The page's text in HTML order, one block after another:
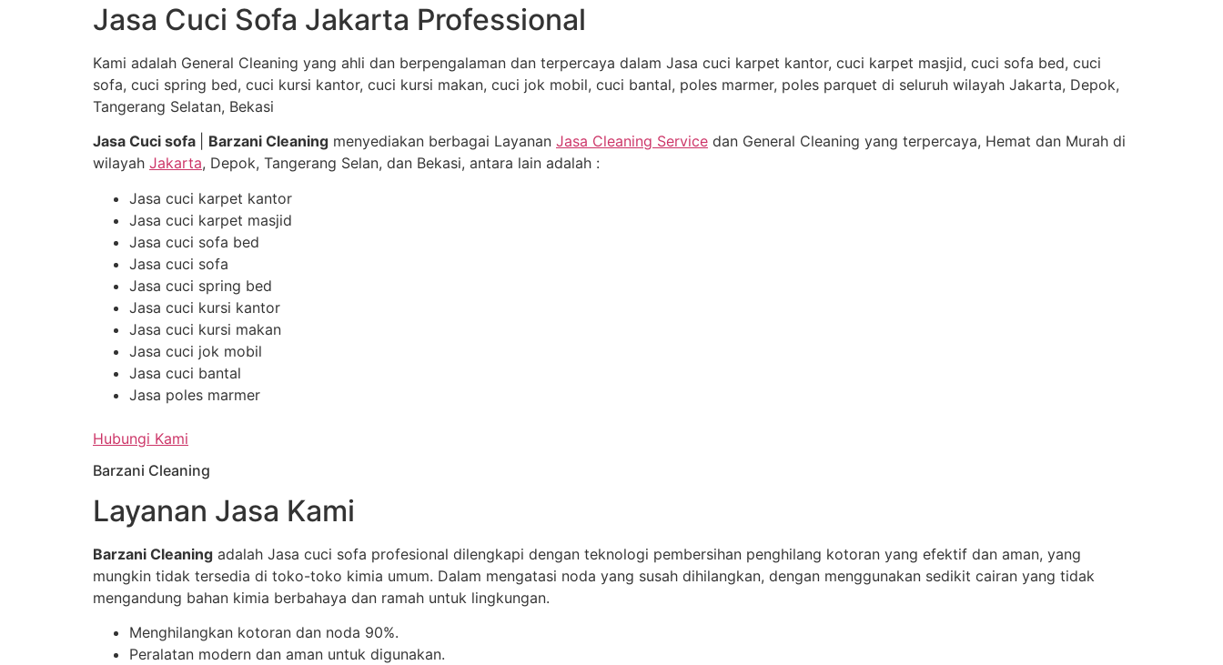
Jasa Cuci Sofa Jakarta Professional
Kami adalah General Cleaning yang ahli dan berpengalaman dan terpercaya dalam Jasa cuci karpet kantor, cuci karpet masjid, cuci sofa bed, cuci
sofa, cuci spring bed, cuci kursi kantor, cuci kursi makan, cuci jok mobil, cuci bantal, poles marmer, poles parquet di seluruh wilayah Jakarta, Depok,
Tangerang Selatan, Bekasi
Jasa Cuci sofa
Barzani Cleaning menyediakan berbagai Layanan Jasa Cleaning Service dan General Cleaning yang terpercaya, Hemat dan Murah di
wilayah Jakarta, Depok, Tangerang Selan, dan Bekasi, antara lain adalah :
Jasa cuci karpet kantor
Jasa cuci karpet masjid
Jasa cuci sofa bed
Jasa cuci sofa
Jasa cuci spring bed
Jasa cuci kursi kantor
Jasa cuci kursi makan
Jasa cuci jok mobil
Jasa cuci bantal
Jasa poles marmer
Hubungi Kami
Barzani Cleaning
Layanan Jasa Kami
Barzani Cleaning adalah Jasa cuci sofa profesional dilengkapi dengan teknologi pembersihan penghilang kotoran yang efektif dan aman, yang
mungkin tidak tersedia di toko-toko kimia umum. Dalam mengatasi noda yang susah dihilangkan, dengan menggunakan sedikit cairan yang tidak
mengandung bahan kimia berbahaya dan ramah untuk lingkungan.
Menghilangkan kotoran dan noda 90%.
Peralatan modern dan aman untuk digunakan.